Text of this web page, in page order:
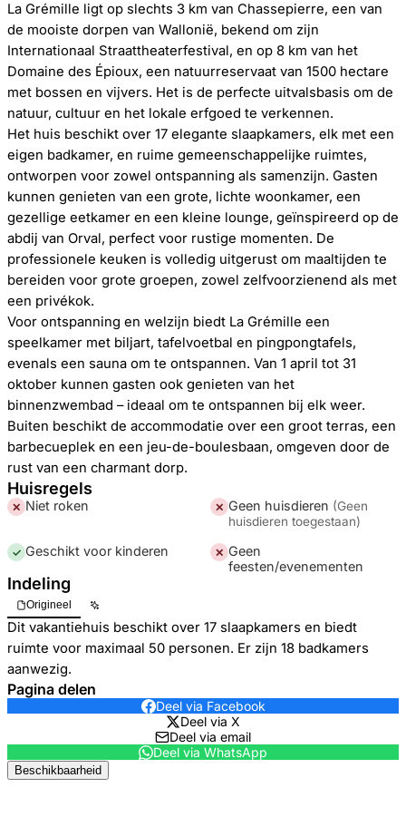
La Grémille ligt op slechts 3 km van Chassepierre, een van
de mooiste dorpen van Wallonië, bekend om zijn
Internationaal Straattheaterfestival, en op 8 km van het
Domaine des Épioux, een natuurreservaat van 1500 hectare
met bossen en vijvers. Het is de perfecte uitvalsbasis om de
natuur, cultuur en het lokale erfgoed te verkennen.
Het huis beschikt over 17 elegante slaapkamers, elk met een
eigen badkamer, en ruime gemeenschappelijke ruimtes,
ontworpen voor zowel ontspanning als samenzijn. Gasten
kunnen genieten van een grote, lichte woonkamer, een
gezellige eetkamer en een kleine lounge, geïnspireerd op de
abdij van Orval, perfect voor rustige momenten. De
professionele keuken is volledig uitgerust om maaltijden te
bereiden voor grote groepen, zowel zelfvoorzienend als met
een privékok.
Voor ontspanning en welzijn biedt La Grémille een
speelkamer met biljart, tafelvoetbal en pingpongtafels,
evenals een sauna om te ontspannen. Van 1 april tot 31
oktober kunnen gasten ook genieten van het
binnenzwembad – ideaal om te ontspannen bij elk weer.
Buiten beschikt de accommodatie over een groot terras, een
barbecueplek en een jeu-de-boulesbaan, omgeven door de
rust van een charmant dorp.
Huisregels
✕ Niet roken ✕ Geen huisdieren (Geen
huisdieren toegestaan)
✓ Geschikt voor kinderen ✕ Geen
feesten/evenementen
Indeling
Origineel
Dit vakantiehuis beschikt over 17 slaapkamers en biedt
ruimte voor maximaal 50 personen. Er zijn 18 badkamers
aanwezig.
Pagina delen
Deel via Facebook
Deel via X
Deel via email
Deel via WhatsApp
Beschikbaarheid